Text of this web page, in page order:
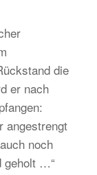
die
er nach
angestrengt
noch
geholt …“